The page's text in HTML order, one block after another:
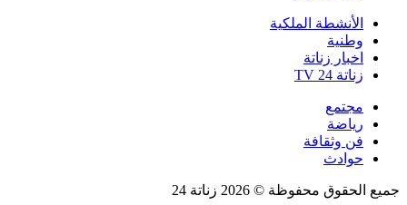
الأنشطة الملكية
وطنية
اخبار زناتة
زناتة 24 TV
مجتمع
رياضة
فن وثقافة
حوادث
جميع الحقوق محفوظة © 2026 زناتة 24